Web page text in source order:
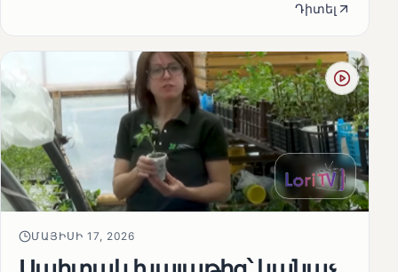
Դիտել
ՄԱՅԻՍԻ 17, 2026